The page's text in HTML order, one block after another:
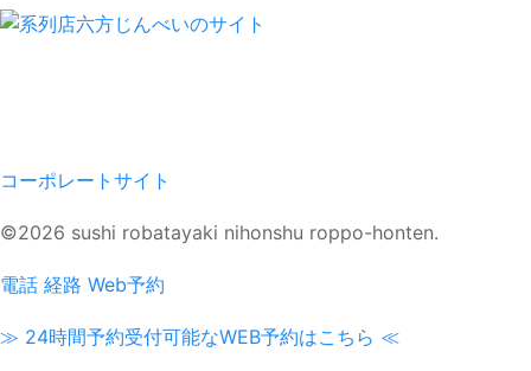
コーポレートサイト
©2026 sushi robatayaki nihonshu roppo-honten.
電話 経路 Web予約
≫ 24時間予約受付可能なWEB予約はこちら ≪